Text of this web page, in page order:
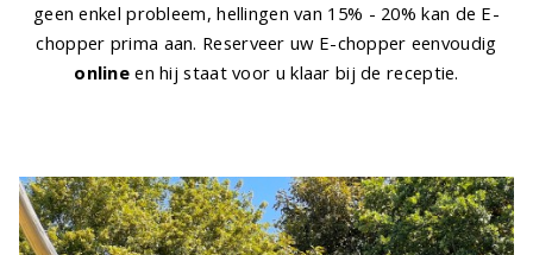
geen enkel probleem, hellingen van 15% - 20% kan de E-
chopper prima aan. Reserveer uw E-chopper eenvoudig
online en hij staat voor u klaar bij de receptie.